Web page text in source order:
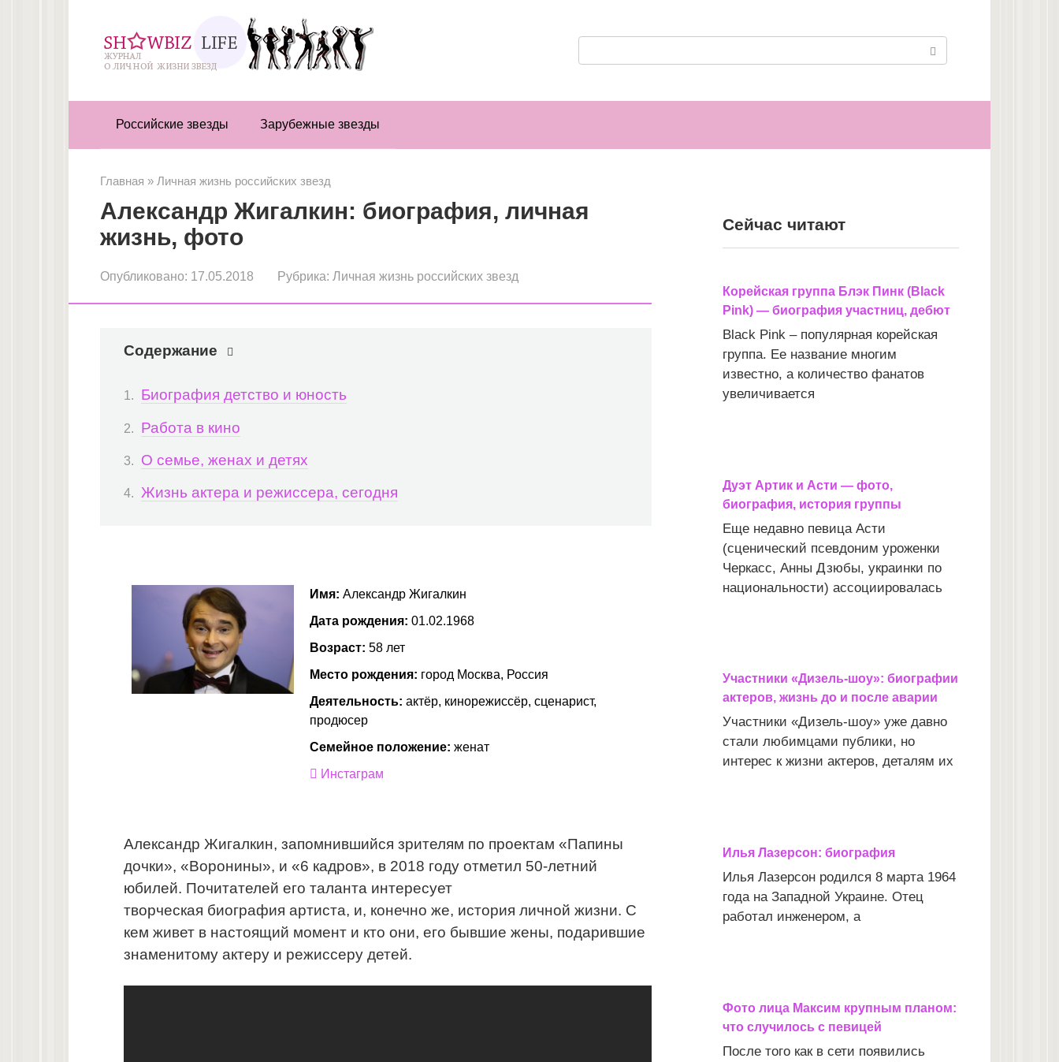
Российские звезды Зарубежные звезды
Главная » Личная жизнь российских звезд
Александр Жигалкин: биография, личная
жизнь, фото
Опубликовано: 17.05.2018 Рубрика: Личная жизнь российских звезд
Содержание
Биография детство и юность
Работа в кино
О семье, женах и детях
Жизнь актера и режиссера, сегодня
Имя: Александр Жигалкин
Дата рождения: 01.02.1968
Возраст:58 лет
Место рождения: город Москва, Россия
Деятельность: актёр, кинорежиссёр, сценарист,
продюсер
Семейное положение: женат
Инстаграм
Александр Жигалкин, запомнившийся зрителям по проектам «Папины
дочки», «Воронины», и «6 кадров», в 2018 году отметил 50-летний
юбилей. Почитателей его таланта интересует
творческая биография артиста, и, конечно же, история личной жизни. С
кем живет в настоящий момент и кто они, его бывшие жены, подарившие
знаменитому актеру и режиссеру детей.
Сейчас читают
Корейская группа Блэк Пинк (Black
Pink) — биография участниц, дебют
Black Pink – популярная корейская
группа. Ее название многим
известно, а количество фанатов
увеличивается
Дуэт Артик и Асти — фото,
биография, история группы
Еще недавно певица Асти
(сценический псевдоним уроженки
Черкасс, Анны Дзюбы, украинки по
национальности) ассоциировалась
Участники «Дизель-шоу»: биографии
актеров, жизнь до и после аварии
Участники «Дизель-шоу» уже давно
стали любимцами публики, но
интерес к жизни актеров, деталям их
Илья Лазерсон: биография
Илья Лазерсон родился 8 марта 1964
года на Западной Украине. Отец
работал инженером, а
Фото лица Максим крупным планом:
что случилось с певицей
После того как в сети появились